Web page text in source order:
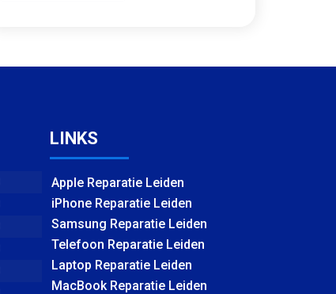
LINKS
Apple Reparatie Leiden
iPhone Reparatie Leiden
Samsung Reparatie Leiden
Telefoon Reparatie Leiden
Laptop Reparatie Leiden
MacBook Reparatie Leiden